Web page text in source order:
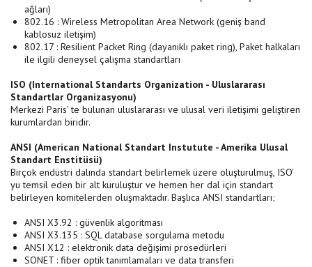
ağları)
802.16 : Wireless Metropolitan Area Network (geniş band
kablosuz iletişim)
802.17 : Resilient Packet Ring (dayanıklı paket ring), Paket halkaları
ile ilgili deneysel çalışma standartları
ISO (International Standarts Organization - Uluslararası
Standartlar Organizasyonu)
Merkezi Paris' te bulunan uluslararası ve ulusal veri iletişimi geliştiren
kurumlardan biridir.
ANSI (American National Standart Instutute - Amerika Ulusal
Standart Enstitüsü)
Birçok endüstri dalında standart belirlemek üzere oluşturulmuş, ISO'
yu temsil eden bir alt kuruluştur ve hemen her dal için standart
belirleyen komitelerden oluşmaktadır. Başlıca ANSI standartları;
ANSI X3.92 : güvenlik algoritması
ANSI X3.135 : SQL database sorgulama metodu
ANSI X12 : elektronik data değişimi prosedürleri
SONET : fiber optik tanımlamaları ve data transferi